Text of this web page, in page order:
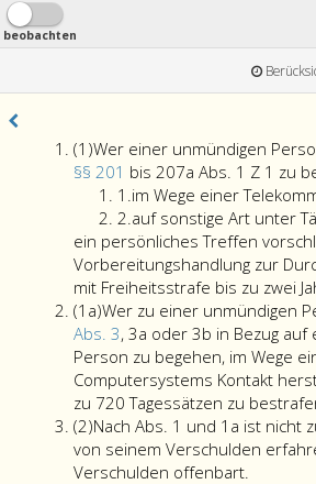
beobachten
(1)Absatz
eins
Wer einer unmündigen
§§ 201 bis 207a Abs. 1 Z 1 zu
1.Ziffer
eins
im Wege einer
2.Ziffer
2
auf sonstige Art unter
ein persönliches Treffen
Vorbereitungshandlung zur
mit Freiheitsstrafe bis zu zwei
(1a)Absatz
eins
a
Wer zu einer unmündigen
Abs. 3, 3a oder 3b in Bezug
Person zu begehen, im Wege
Computersystems Kontakt
zu 720 Tagessätzen zu
(2)Absatz
2
Nach Abs. 1 und 1a ist nicht
von seinem Verschulden
Verschulden offenbart.